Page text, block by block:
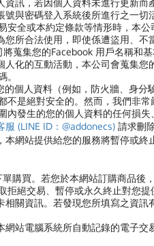
訊，若因個人資料未進行更新
與密碼登入系統後所進行之一
全或本約定條款等情形時，本
所合法使用，即使係遭盜用、
蒐集您的Facebook 用戶名稱和
化的互動活動，本公司會蒐集
。
個人資料（例如，防火牆、身
不是絕對安全的。然而，我們非
發生的您的個人資料的任何損
服 (LINE ID：@addonecs) 請求刪
網站提供給您的服務將暫停或終
購買。若您於本網站訂購商品
絕交易、暫停或永久終止對您提
關資訊。若發現您所填寫之資
站電腦系統所自動記錄的電子